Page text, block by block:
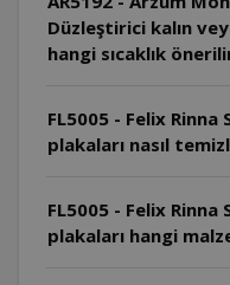
Düzleştirici kalın
hangi sıcaklık
FL5005 - Felix Rinna
plakaları nasıl
FL5005 - Felix Rinna
plakaları hangi